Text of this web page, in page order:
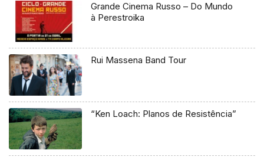
Grande Cinema Russo – Do Mundo
à Perestroika
Rui Massena Band Tour
“Ken Loach: Planos de Resistência”